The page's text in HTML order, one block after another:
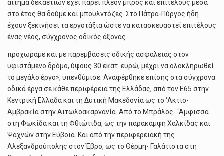
αίτημα δεκαετιών έχει πάρει πλέον μπρος και επιτέλους μέσα
στο έτος θα δούμε και μπουλντόζες. Στο Πάτρα-Πύργος ήδη
έχουν ξεκινήσει τα εργοτάξια ώστε να κατασκευαστεί επιτέλους
ένας νέος, σύγχρονος οδικός άξονας.
προχωράμε και με παρεμβάσεις οδικής ασφάλειας στον
υφιστάμενο δρόμο, ύψους 30 εκατ. ευρώ, μέχρι να ολοκληρωθεί
το μεγάλο έργο», υπενθύμισε. Αναφέρθηκε επίσης στα σύγχρονα
οδικά έργα σε κάθε περιφέρεια της Ελλάδας, από τον Ε65 στην
Κεντρική Ελλάδα και τη Δυτική Μακεδονία ως το ‘Ακτιο-
Αμβρακία στην Αιτωλοακαρνανία. Από το Μπράλος- ‘Αμφισσα
στη Φωκίδα και τη Φθιώτιδα, ως την παράκαμψη Χαλκίδας και
Ψαχνών στην Εύβοια. Και από την περιφερειακή της
Αλεξανδρούπολης στον Έβρο, ως το Θέρμη- Γαλάτιστα στη